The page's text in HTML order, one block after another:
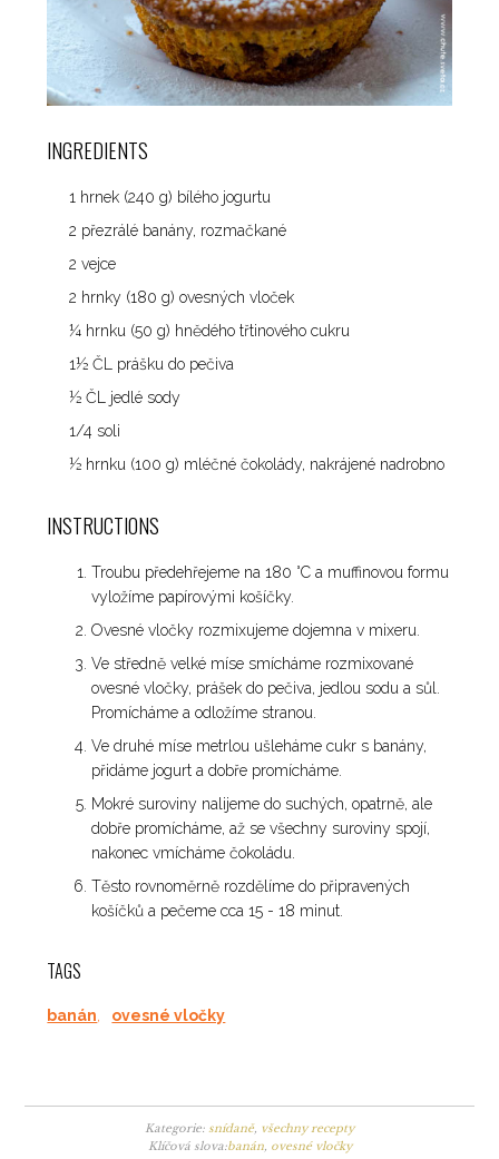
INGREDIENTS
1 hrnek (240 g) bílého jogurtu
2 přezrálé banány, rozmačkané
2 vejce
2 hrnky (180 g) ovesných vloček
¼ hrnku (50 g) hnědého třtinového cukru
1½ ČL prášku do pečiva
½ ČL jedlé sody
1/4 soli
½ hrnku (100 g) mléčné čokolády, nakrájené nadrobno
INSTRUCTIONS
Troubu předehřejeme na 180 °C a muffinovou formu
vyložíme papírovými košíčky.
Ovesné vločky rozmixujeme dojemna v mixeru.
Ve středně velké míse smícháme rozmixované
ovesné vločky, prášek do pečiva, jedlou sodu a sůl.
Promícháme a odložíme stranou.
Ve druhé míse metrlou ušleháme cukr s banány,
přidáme jogurt a dobře promícháme.
Mokré suroviny nalijeme do suchých, opatrně, ale
dobře promícháme, až se všechny suroviny spojí,
nakonec vmícháme čokoládu.
Těsto rovnoměrně rozdělíme do připravených
košíčků a pečeme cca 15 - 18 minut.
TAGS
banán, ovesné vločky
Kategorie: snídaně, všechny recepty
Klíčová slova:banán, ovesné vločky